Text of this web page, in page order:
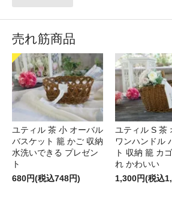
売れ筋商品
ユティル 茶 小 オーバル
バスケット 籠 かご 収納
水洗いできる プレゼン
ト
680円(税込748円)
ユティル S 茶
ワンハンドル
ト 収納 籠 カ
れ かわいい
1,300円(税込